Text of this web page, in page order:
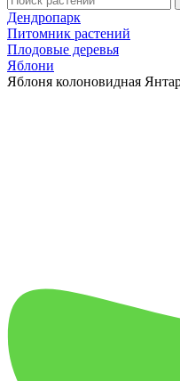
Дендропарк
Питомник растений
Плодовые деревья
Яблони
Яблоня колоновидная